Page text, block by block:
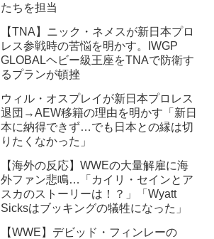
たちを担当
【TNA】ニック・ネメスが新日本プロ
レス参戦時の苦悩を明かす。IWGP
GLOBALヘビー級王座をTNAで防衛す
るプランが頓挫
ウィル・オスプレイが新日本プロレス
退団→AEW移籍の理由を明かす「新日
本に納得できず…でも日本との縁は切
りたくなかった」
【海外の反応】WWEの大量解雇に海
外ファン悲鳴…「カイリ・セインとア
スカのストーリーは！？」「Wyatt
Sicksはブッキングの犠牲になった」
【WWE】デビッド・フィンレーの